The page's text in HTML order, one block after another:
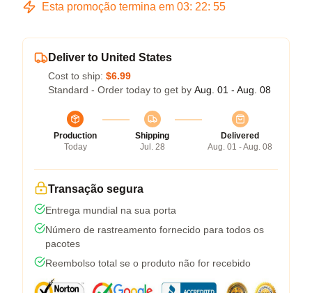
Esta promoção termina em 03: 22: 54
Deliver to United States
Cost to ship: $6.99
Standard - Order today to get by Aug. 01 - Aug. 08
Production
Today
Shipping
Jul. 28
Delivered
Aug. 01 - Aug. 08
Transação segura
Entrega mundial na sua porta
Número de rastreamento fornecido para todos os
pacotes
Reembolso total se o produto não for recebido